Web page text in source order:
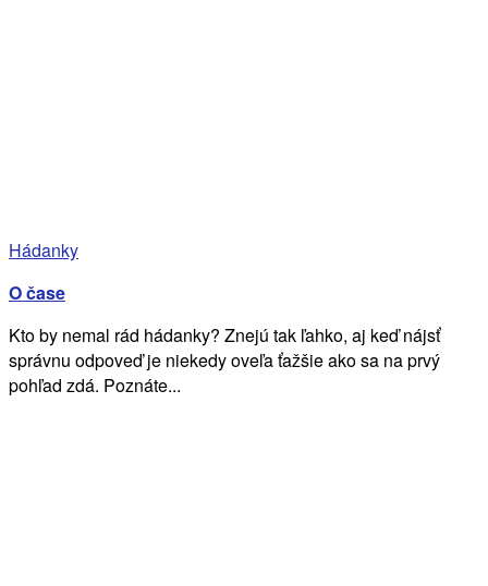
Hádanky
O čase
Kto by nemal rád hádanky? Znejú tak ľahko, aj keď nájsť
správnu odpoveď je niekedy oveľa ťažšie ako sa na prvý
pohľad zdá. Poznáte...